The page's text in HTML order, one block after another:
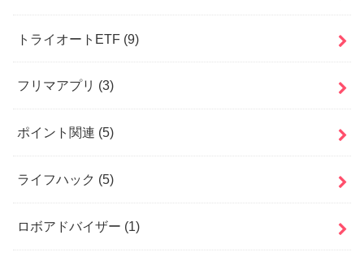
トライオートETF (9)
フリマアプリ (3)
ポイント関連 (5)
ライフハック (5)
ロボアドバイザー (1)